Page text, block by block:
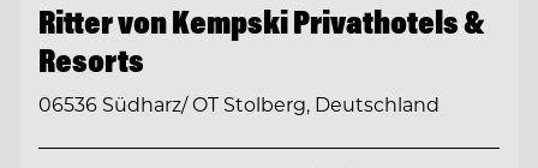
Ritter von Kempski Privathotels &
Resorts
06536 Südharz/ OT Stolberg, Deutschland